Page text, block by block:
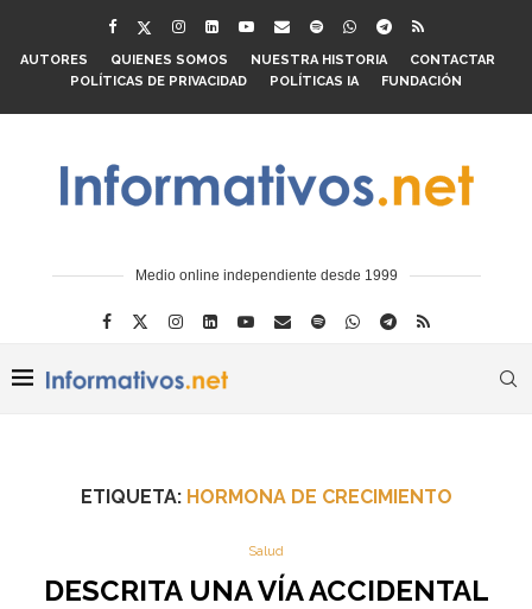
AUTORES QUIENES SOMOS NUESTRA HISTORIA
CONTACTAR
POLÍTICAS DE PRIVACIDAD
POLÍTICAS IA FUNDACIÓN
Medio online independiente desde 1999
ETIQUETA: HORMONA DE CRECIMIENTO
Salud
DESCRITA UNA VÍA ACCIDENTAL